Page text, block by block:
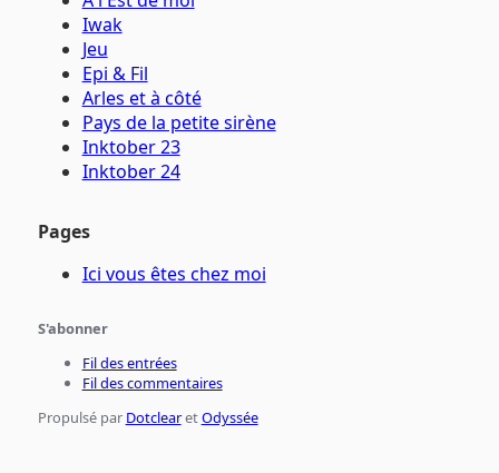
Iwak
Jeu
Epi & Fil
Arles et à côté
Pays de la petite sirène
Inktober 23
Inktober 24
Pages
Ici vous êtes chez moi
S'abonner
Fil des entrées
Fil des commentaires
Propulsé par DotclearetOdyssée